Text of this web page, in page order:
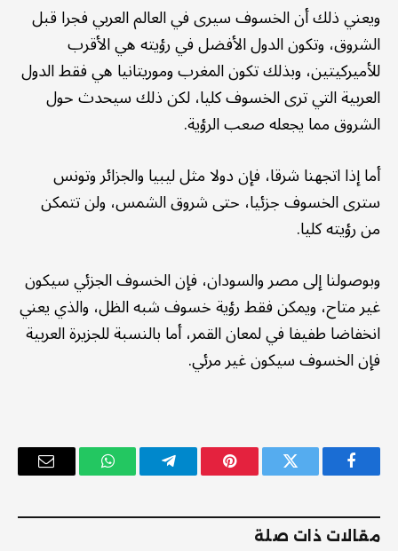
ويعني ذلك أن الخسوف سيرى في العالم العربي فجرا قبل
الشروق، وتكون الدول الأفضل في رؤيته هي الأقرب
للأميركيتين، وبذلك تكون المغرب وموريتانيا هي فقط الدول
العربية التي ترى الخسوف كليا، لكن ذلك سيحدث حول
الشروق مما يجعله صعب الرؤية.
أما إذا اتجهنا شرقا، فإن دولا مثل ليبيا والجزائر وتونس
سترى الخسوف جزئيا، حتى شروق الشمس، ولن تتمكن
من رؤيته كليا.
وبوصولنا إلى مصر والسودان، فإن الخسوف الجزئي سيكون
غير متاح، ويمكن فقط رؤية خسوف شبه الظل، والذي يعني
انخفاضا طفيفا في لمعان القمر، أما بالنسبة للجزيرة العربية
فإن الخسوف سيكون غير مرئي.
فيسبوك تويتر بينتيريستتيلقرام واتساب
البريد
مقالات ذات صلة